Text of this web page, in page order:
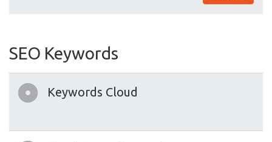
SEO Keywords
Keywords Cloud